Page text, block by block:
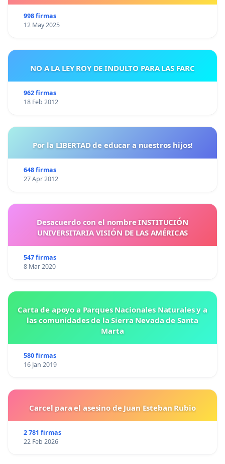
998 firmas
12 May 2025
NO A LA LEY ROY DE INDULTO PARA LAS FARC
962 firmas
18 Feb 2012
Por la LIBERTAD de educar a nuestros hijos!
648 firmas
27 Apr 2012
Desacuerdo con el nombre INSTITUCIÓN
UNIVERSITARIA VISIÓN DE LAS AMÉRICAS
547 firmas
8 Mar 2020
Carta de apoyo a Parques Nacionales Naturales y a
las comunidades de la Sierra Nevada de Santa
Marta
580 firmas
16 Jan 2019
Carcel para el asesino de Juan Esteban Rubio
2 781 firmas
22 Feb 2026